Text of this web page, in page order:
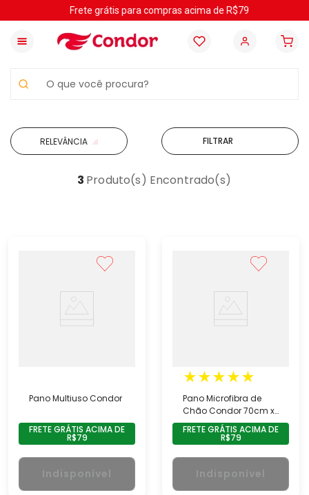
Frete grátis para compras acima de R$79
RELEVÂNCIA FILTRAR
3
Pano Multiuso Condor
FRETE GRÁTIS ACIMA DE
R$79
Indisponível
★★★★★
Pano Microfibra de
Chão Condor 70cm x
48cm
FRETE GRÁTIS ACIMA DE
R$79
Indisponível